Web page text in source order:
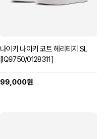
나이키 나이키 코트 헤리티지 SL
[IQ9750/0128311]
99,000원